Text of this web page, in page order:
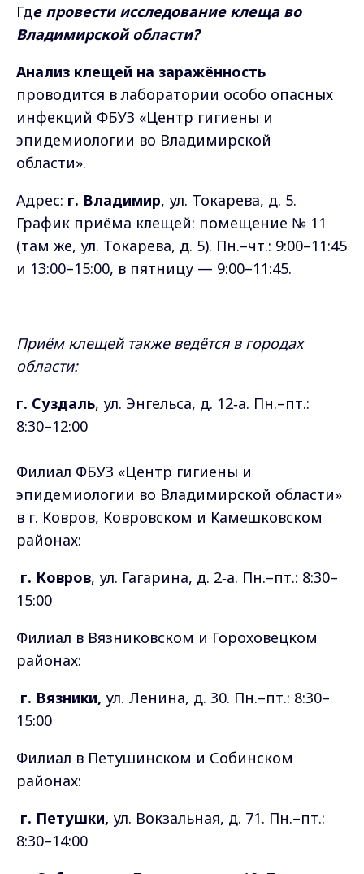
Где провести исследование клеща во
Владимирской области?
Анализ клещей на заражённость
проводится в лаборатории особо опасных
инфекций ФБУЗ «Центр гигиены и
эпидемиологии во Владимирской
области».
Адрес: г. Владимир, ул. Токарева, д. 5.
График приёма клещей: помещение № 11
(там же, ул. Токарева, д. 5). Пн.–чт.: 9:00–11:45
и 13:00–15:00, в пятницу — 9:00–11:45.
Приём клещей также ведётся в городах
области:
г. Суздаль, ул. Энгельса, д. 12‑а. Пн.–пт.:
8:30–12:00
Филиал ФБУЗ «Центр гигиены и
эпидемиологии во Владимирской области»
в г. Ковров, Ковровском и Камешковском
районах:
г. Ковров, ул. Гагарина, д. 2‑а. Пн.–пт.: 8:30–
15:00
Филиал в Вязниковском и Гороховецком
районах:
г. Вязники, ул. Ленина, д. 30. Пн.–пт.: 8:30–
15:00
Филиал в Петушинском и Собинском
районах:
г. Петушки, ул. Вокзальная, д. 71. Пн.–пт.:
8:30–14:00